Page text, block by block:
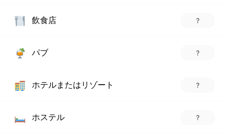
飲食店 ?
パブ ?
ホテルまたはリゾート ?
ホステル ?